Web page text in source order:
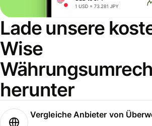
Lade unsere
Wise
herunter
Vergleiche Anbieter von